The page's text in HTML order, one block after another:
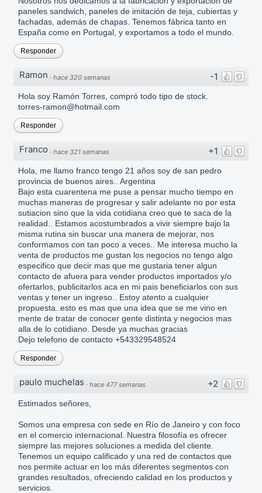
paneles sandwich, paneles de imitación de teja, cubiertas y
fachadas, además de chapas. Tenemos fábrica tanto en
España como en Portugal, y exportamos a todo el mundo.
Responder
-1
Ramon ·hace 320 semanas
Hola soy Ramón Torres, compró todo tipo de stock.
torres-ramon@hotmail.com
Responder
+1
Franco ·hace 321 semanas
Hola, me llamo franco tengo 21 años soy de san pedro
provincia de buenos aires.. Argentina
Bajo esta cuarentena me puse a pensar mucho tiempo en
muchas maneras de progresar y salir adelante no por esta
sutiacion sino que la vida cotidiana creo que te saca de la
realidad.. Estamos acostumbrados a vivir siempre bajo la
misma rutina sin buscar una manera de mejorar, nos
conformamos con tan poco a veces.. Me interesa mucho la
venta de productos me gustan los negocios no tengo algo
especifico que decir mas que me gustaria tener algun
contacto de afuera para vender productos importados y/o
ofertarlos, publicitarlos aca en mi pais beneficiarlos con sus
ventas y tener un ingreso.. Estoy atento a cualquier
propuesta..esto es mas que una idea que se me vino en
mente de tratar de conocer gente distinta y negocios mas
alla de lo cotidiano. Desde ya muchas gracias
Dejo telefono de contacto +543329548524
Responder
+2
paulo muchelas ·hace 477 semanas
Estimados señores,
Somos una empresa con sede en Río de Janeiro y con foco
en el comercio internacional. Nuestra filosofía es ofrecer
siempre las mejores soluciones a medida del cliente.
Tenemos un equipo calificado y una red de contactos que
nos permite actuar en los más diferentes segmentos con
grandes resultados, ofreciendo calidad en los productos y
servicios.